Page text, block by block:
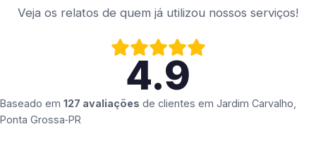
Veja os relatos de quem já utilizou nossos serviços!
4.9
Baseado em 127 avaliações de clientes em Jardim Carvalho,
Ponta Grossa‑PR